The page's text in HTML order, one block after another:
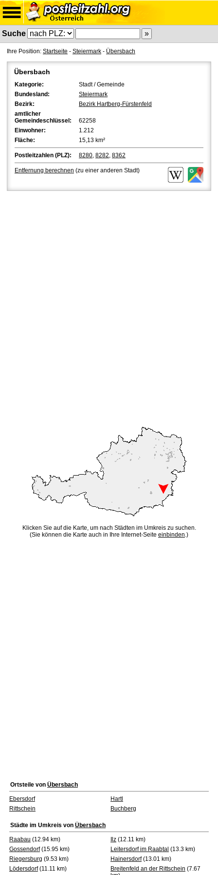
Suche
Ihre Position: Startseite - Steiermark - Übersbach
Übersbach
Kategorie:
Stadt / Gemeinde
Bundesland:
Steiermark
Bezirk:
Bezirk Hartberg-Fürstenfeld
amtlicher
Gemeindeschlüssel:
62258
Einwohner:
1.212
Fläche:
15,13 km²
Postleitzahlen (PLZ): 8280, 8282, 8362
Entfernung berechnen (zu einer anderen Stadt)
Klicken Sie auf die Karte, um nach Städten im Umkreis zu suchen.
(Sie können die Karte auch in Ihre Internet-Seite einbinden.)
Ortsteile von Übersbach
Ebersdorf
Hartl
Rittschein
Buchberg
Städte im Umkreis von Übersbach
Raabau (12.94 km) Ilz (12.11 km)
Gossendorf(15.95 km) Leitersdorf im Raabtal (13.3 km)
Riegersburg (9.53 km) Hainersdorf(13.01 km)
Lödersdorf(11.11 km) Breitenfeld an der Rittschein (7.67